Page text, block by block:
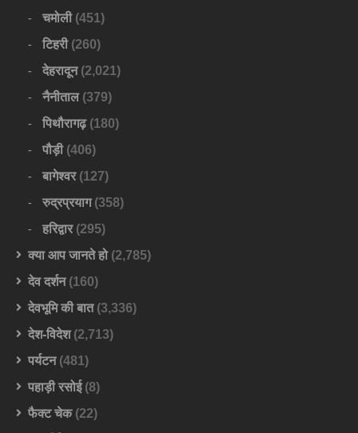
चमोली(451)
टिहरी(260)
देहरादून(2,021)
नैनीताल(379)
पिथौरागढ़(180)
पौड़ी(406)
बागेश्वर(127)
रुद्रप्रयाग(358)
हरिद्वार(295)
क्या आप जानते हो(2,785)
देव दर्शन(160)
देवभूमि की बात(3,336)
देश-विदेश(2,713)
पर्यटन(481)
पहाड़ी रसोई(8)
फैक्ट चेक(22)